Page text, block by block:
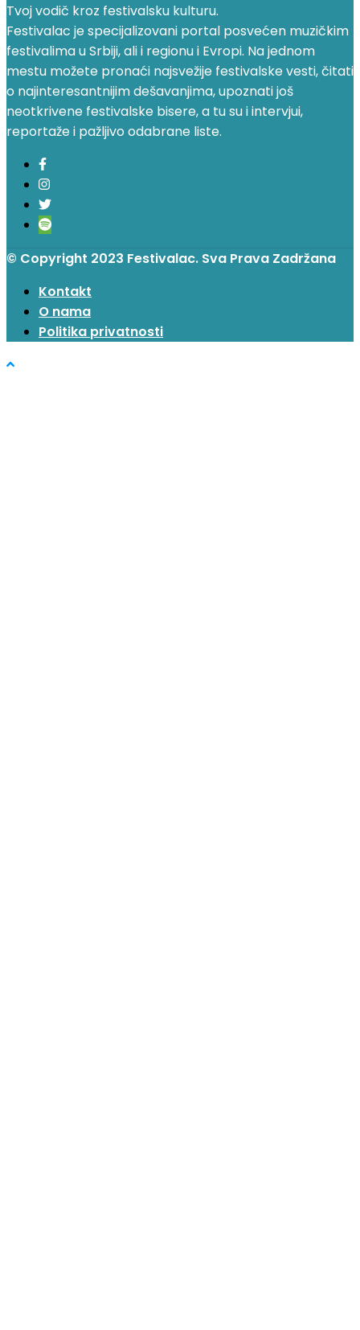
Tvoj vodič kroz festivalsku kulturu.
Festivalac je specijalizovani portal posvećen muzičkim
festivalima u Srbiji, ali i regionu i Evropi. Na jednom
mestu možete pronaći najsvežije festivalske vesti, čitati
o najinteresantnijim dešavanjima, upoznati još
neotkrivene festivalske bisere, a tu su i intervjui,
reportaže i pažljivo odabrane liste.
© Copyright 2023 Festivalac. Sva Prava Zadržana
Kontakt
O nama
Politika privatnosti